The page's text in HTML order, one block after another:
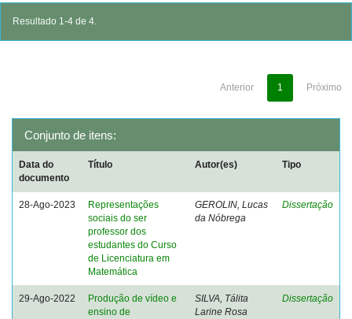
Resultado 1-4 de 4.
Anterior 1 Próximo
Conjunto de itens:
Data do
documento
Título Autor(es) Tipo
28-Ago-2023
Representações
sociais do ser
professor dos
estudantes do Curso
de Licenciatura em
Matemática
GEROLIN, Lucas
da Nóbrega
Dissertação
29-Ago-2022
Produção de vídeo e
ensino de
SILVA, Tálita
Larine Rosa
Dissertação